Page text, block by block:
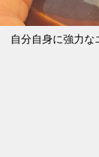
自分自身に強力